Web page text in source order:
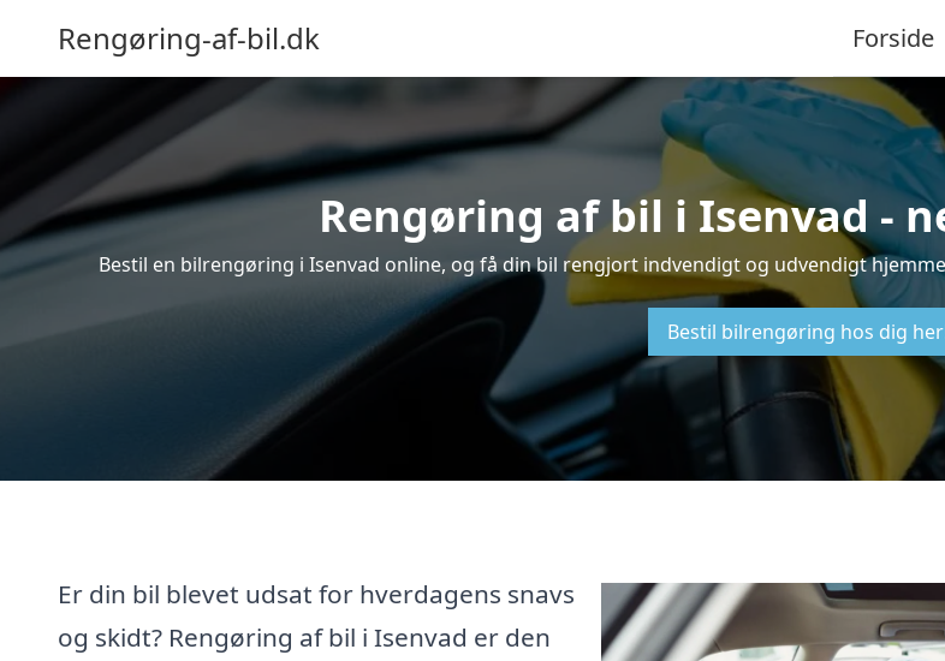
Rengøring-af-bil.dk Forside
Rengøring af bil i Isenvad -
Bestil en bilrengøring i Isenvad online, og få din bil rengjort indvendigt og udvendigt
Bestil bilrengøring hos dig
Er din bil blevet udsat for hverdagens snavs
og skidt? Rengøring af bil i Isenvad er den